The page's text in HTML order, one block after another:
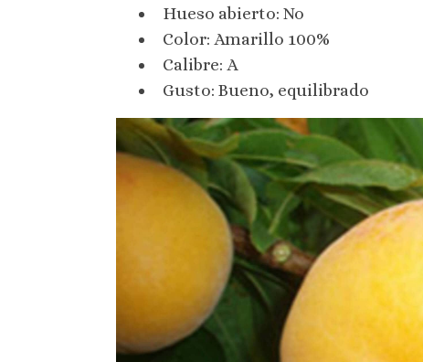
Hueso abierto: No
Color: Amarillo 100%
Calibre: A
Gusto: Bueno, equilibrado